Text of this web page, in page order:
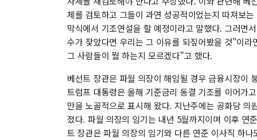
체를 검토하고 그들이 과연 성공적이었는지 따져보
막식에서 기조연설을 할 예정이라고 말했다. 그러면
수가 잦았다면 우리는 그 이유를 되짚어봤을 것"이
그 사람들이 뭘 하는지 모르겠다"고 했다.
베선트 장관은 파월 의장이 해임될 경우 금융시장이
트럼프 대통령은 올해 기준금리 동결 기조를 이어가
만을 노골적으로 표시해 왔다. 지난주에는 공화당
졌다. 파월 의장의 임기는 내년 5월까지이며 이후 연
트 장관은 파월 의장의 임기와 다른 연준 이사직 하